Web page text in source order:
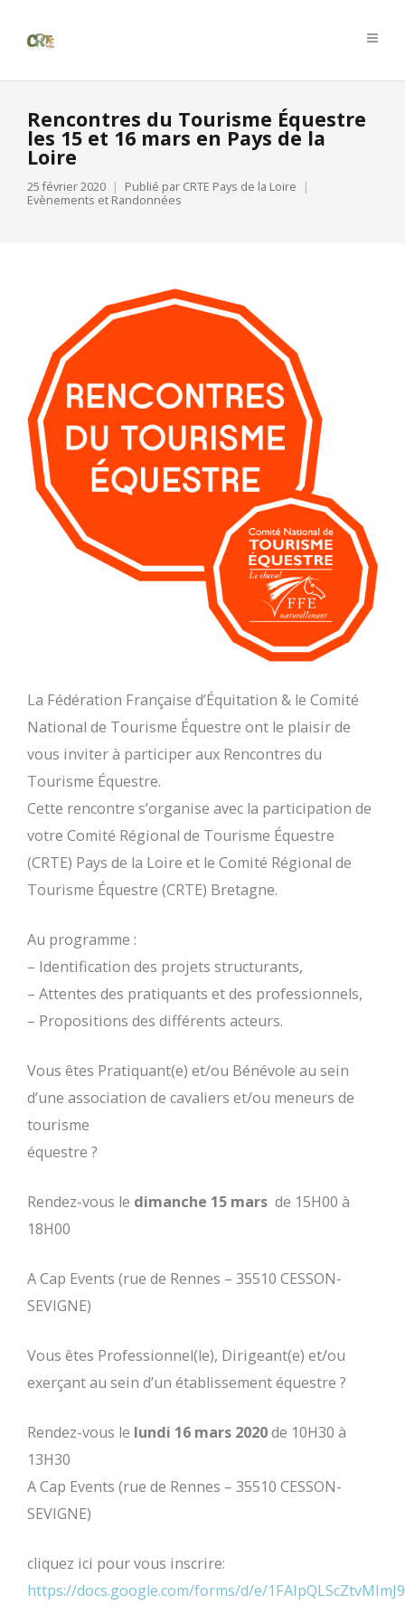
Rencontres du Tourisme Équestre
les 15 et 16 mars en Pays de la
Loire
25 février 2020 Publié par CRTE Pays de la Loire
Evènements et Randonnées
La Fédération Française d’Équitation & le Comité
National de Tourisme Équestre ont le plaisir de
vous inviter à participer aux Rencontres du
Tourisme Équestre.
Cette rencontre s’organise avec la participation de
votre Comité Régional de Tourisme Équestre
(CRTE) Pays de la Loire et le Comité Régional de
Tourisme Équestre (CRTE) Bretagne.
Au programme :
– Identification des projets structurants,
– Attentes des pratiquants et des professionnels,
– Propositions des différents acteurs.
Vous êtes Pratiquant(e) et/ou Bénévole au sein
d’une association de cavaliers et/ou meneurs de
tourisme
équestre ?
Rendez-vous le dimanche 15 mars de 15H00 à
18H00
A Cap Events (rue de Rennes – 35510 CESSON-
SEVIGNE)
Vous êtes Professionnel(le), Dirigeant(e) et/ou
exerçant au sein d’un établissement équestre ?
Rendez-vous le lundi 16 mars 2020de 10H30 à
13H30
A Cap Events (rue de Rennes – 35510 CESSON-
SEVIGNE)
cliquez ici pour vous inscrire:
https://docs.google.com/forms/d/e/